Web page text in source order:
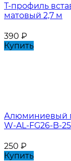
Т-профиль
матовый 2,7 м
390 ₽
Купить
Алюминиевый
W-AL-FG26-B-
250 ₽
Купить